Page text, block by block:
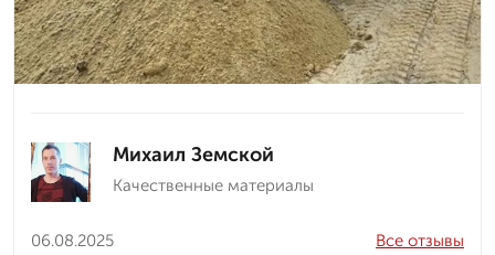
Михаил Земской
Качественные материалы
06.08.2025
Все отзывы